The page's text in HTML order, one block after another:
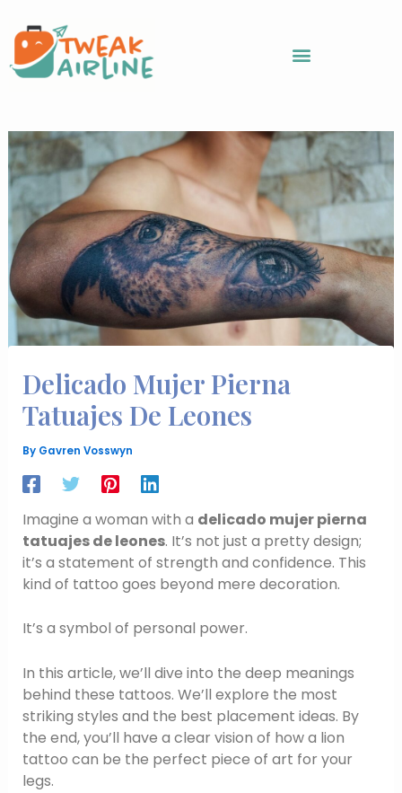
content
Delicado Mujer Pierna
Tatuajes De Leones
By Gavren Vosswyn
Imagine a woman with a delicado mujer pierna
tatuajes de leones. It’s not just a pretty design;
it’s a statement of strength and confidence. This
kind of tattoo goes beyond mere decoration.
It’s a symbol of personal power.
In this article, we’ll dive into the deep meanings
behind these tattoos. We’ll explore the most
striking styles and the best placement ideas. By
the end, you’ll have a clear vision of how a lion
tattoo can be the perfect piece of art for your
legs.